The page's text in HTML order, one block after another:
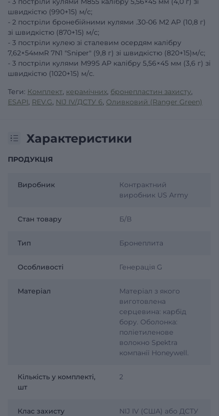
швидкістю (990+15) м/с;
- 2 постріли бронебійними кулями .30-06 M2 AP (10,8 г)
зі швидкістю (870+15) м/с;
- 3 постріли кулею зі сталевим осердям калібру
7,62×54ммR 7N1 "Sniper" (9,8 г) зі швидкістю (820+15)м/с;
- 3 постріли кулями M995 AP калібру 5,56×45 мм (3,6 г) зі
швидкістю (1020+15) м/с.
Теги: Комплект, керамічних, бронепластин захисту,
ESAPI, REV.G, NIJ IV/ДСТУ 6, Оливковий (Ranger Green)
Характеристики
ПРОДУКЦІЯ
Виробник
Контрактний
виробник US Army
Стан товару Б/В
Тип Бронеплита
Особливості Генерація G
Матеріал
Матеріал з якого
виготовлена
серцевина: карбід
бору. Оболонка:
поліетиленове
волокно Spektra
компанії Honeywell.
Кількість у комплекті,
шт
2
Клас захисту
NIJ IV (США) або ДСТУ